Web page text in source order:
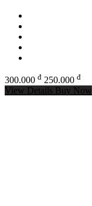
300.000 đ 250.000 đ
View Details Buy Now